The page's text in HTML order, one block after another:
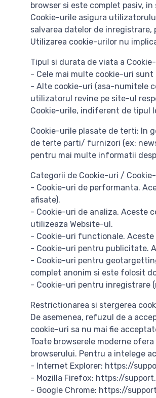
browser si este complet pasiv,
Cookie-urile asigura
salvarea datelor de
Utilizarea cookie-urilor nu
Tipul si durata de viata a
- Cele mai multe cookie-uri
- Alte cookie-uri (asa-numitele
utilizatorul revine pe site-ul
Cookie-urile, indiferent de tipul
Cookie-urile plasate de terti: In
de terte parti/ furnizori (ex:
pentru mai multe informatii
Categorii de Cookie-uri /
- Cookie-uri de performanta.
afisate).
- Cookie-uri de analiza. Aceste
utilizeaza Website-ul.
- Cookie-uri functionale.
- Cookie-uri pentru publicitate.
- Cookie-uri pentru
complet anonim si este folosit
- Cookie-uri pentru inregistrare
Restrictionarea si stergerea
De asemenea, refuzul de a
cookie-uri sa nu mai fie
Toate browserele moderne
browserului. Pentru a intelege
- Internet Explorer: https://
- Mozilla Firefox: https://
- Google Chrome: https://